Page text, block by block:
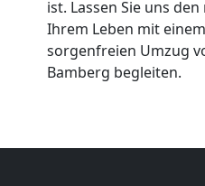
ist. Lassen Sie uns
Ihrem Leben mit
sorgenfreien Umzug
Bamberg begleiten.
Umzug
Leonding